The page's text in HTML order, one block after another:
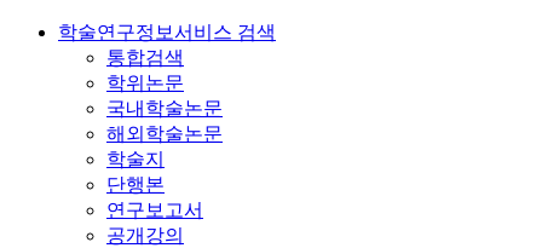
학술연구정보서비스 검색
통합검색
학위논문
국내학술논문
해외학술논문
학술지
단행본
연구보고서
공개강의